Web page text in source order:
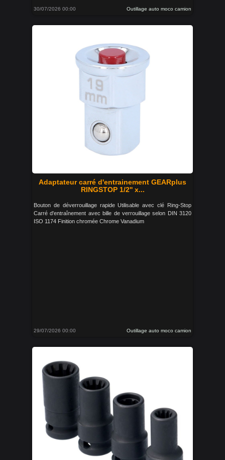
30/07/2026 00:00 Outillage auto moco camion
Adaptateur carré d'entrainement GEARplus
RINGSTOP 1/2'' x...
Bouton de déverrouillage rapide Utilisable avec clé Ring-Stop
Carré d'entraînement avec bille de verrouillage selon DIN 3120
ISO 1174 Finition chromée Chrome Vanadium
29/07/2026 00:00 Outillage auto moco camion